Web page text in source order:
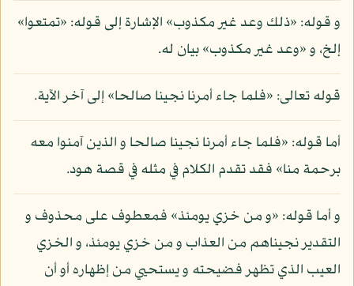
و قوله: «ذلك وعد غير مكذوب» الإشارة إلى قوله: «تمتعوا»
إلخ، و «وعد غير مكذوب» بيان له.
قوله تعالى: «فلما جاء أمرنا نجينا صالحا» إلى آخر الآية.
أما قوله: «فلما جاء أمرنا نجينا صالحا و الذين آمنوا معه
برحمة منا» فقد تقدم الكلام في مثله في قصة هود.
و أما قوله: «و من خزي يومئذ» فمعطوف على محذوف و
التقدير نجيناهم من العذاب و من خزي يومئذ، و الخزي
العيب الذي تظهر فضيحته و يستحيي من إظهاره أو أن